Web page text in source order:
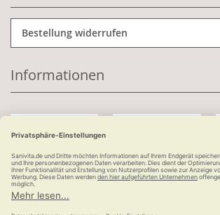
Bestellung widerrufen
Informationen
Kauf auf Rechnung